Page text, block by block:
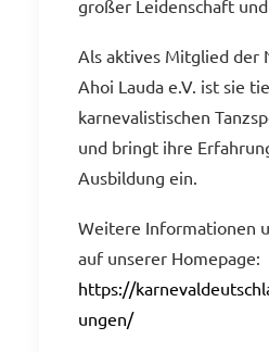
großer Leidenschaft
Als aktives Mitglied der
Ahoi Lauda e.V. ist sie
karnevalistischen
und bringt ihre
Ausbildung ein.
Weitere Informationen
auf unserer Homepage:
https://
ungen/